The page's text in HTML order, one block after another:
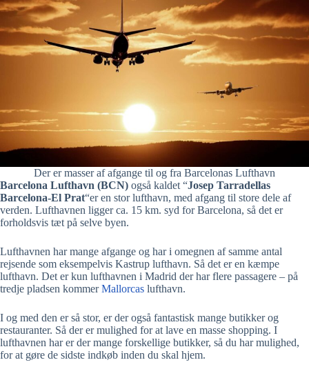
Der er masser af afgange til og fra Barcelonas Lufthavn
Barcelona Lufthavn (BCN) også kaldet “Josep Tarradellas
Barcelona-El Prat“er en stor lufthavn, med afgang til store dele af
verden. Lufthavnen ligger ca. 15 km. syd for Barcelona, så det er
forholdsvis tæt på selve byen.
Lufthavnen har mange afgange og har i omegnen af samme antal
rejsende som eksempelvis Kastrup lufthavn. Så det er en kæmpe
lufthavn. Det er kun lufthavnen i Madrid der har flere passagere – på
tredje pladsen kommerMallorcas lufthavn.
I og med den er så stor, er der også fantastisk mange butikker og
restauranter. Så der er mulighed for at lave en masse shopping. I
lufthavnen har er der mange forskellige butikker, så du har mulighed,
for at gøre de sidste indkøb inden du skal hjem.